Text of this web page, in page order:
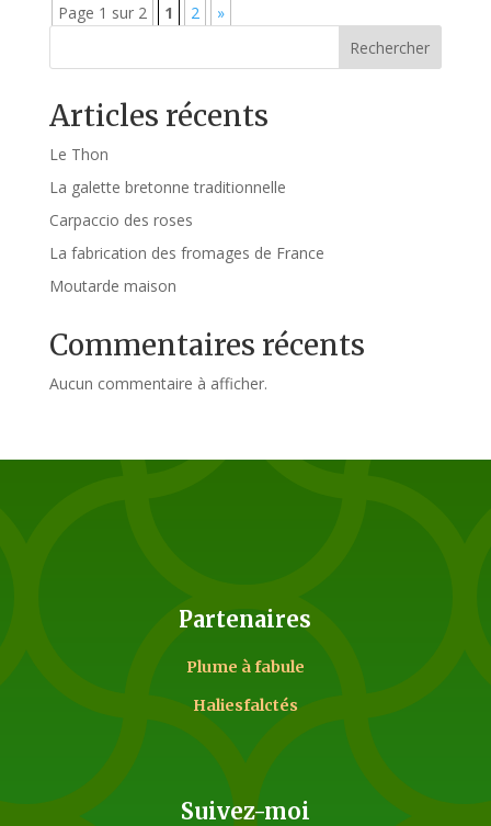
Page 1 sur 2 1 2
»
Rechercher
Articles récents
Le Thon
La galette bretonne traditionnelle
Carpaccio des roses
La fabrication des fromages de France
Moutarde maison
Commentaires récents
Aucun commentaire à afficher.
Partenaires
Plume à fabule
Haliesfalctés
Suivez-moi